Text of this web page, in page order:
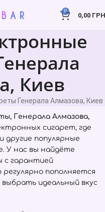
0
0,00
Киев
Генерала Алмазова, Киев
Генерала Алмазова,
сигарет, где
и другие популярные
У нас вы найдёте
с гарантией
пополняется
идеальный вкус